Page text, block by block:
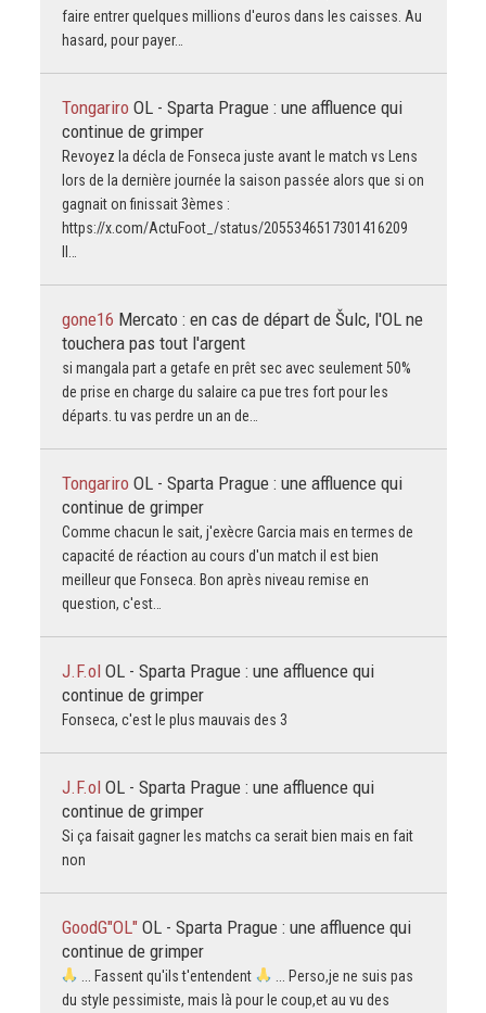
faire entrer quelques millions d'euros dans les caisses. Au
hasard, pour payer…
Tongariro OL - Sparta Prague : une affluence qui
continue de grimper
Revoyez la décla de Fonseca juste avant le match vs Lens
lors de la dernière journée la saison passée alors que si on
gagnait on finissait 3èmes :
https://x.com/ActuFoot_/status/2055346517301416209
Il…
gone16 Mercato : en cas de départ de Šulc, l'OL ne
touchera pas tout l'argent
si mangala part a getafe en prêt sec avec seulement 50%
de prise en charge du salaire ca pue tres fort pour les
départs. tu vas perdre un an de…
Tongariro OL - Sparta Prague : une affluence qui
continue de grimper
Comme chacun le sait, j'exècre Garcia mais en termes de
capacité de réaction au cours d'un match il est bien
meilleur que Fonseca. Bon après niveau remise en
question, c'est…
J.F.ol OL - Sparta Prague : une affluence qui
continue de grimper
Fonseca, c'est le plus mauvais des 3
J.F.ol OL - Sparta Prague : une affluence qui
continue de grimper
Si ça faisait gagner les matchs ca serait bien mais en fait
non
GoodG"OL" OL - Sparta Prague : une affluence qui
continue de grimper
... Fassent qu'ils t'entendent
... Perso,je ne suis pas
du style pessimiste, mais là pour le coup,et au vu des